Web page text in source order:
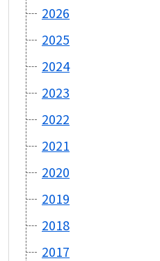
2026
2025
2024
2023
2022
2021
2020
2019
2018
2017